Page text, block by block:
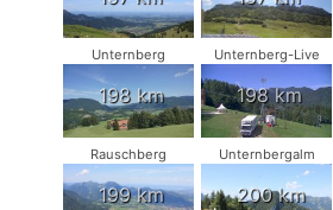
Unternberg
198 km
Unternberg-Live
198 km
Rauschberg
199 km
Unternbergalm
200 km